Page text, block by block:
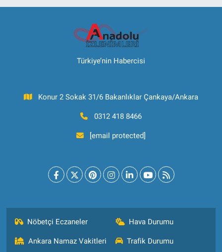
Türkiye’nin Habercisi
Konur 2 Sokak 31/6 Bakanlıklar Çankaya/Ankara
0312 418 8466
[email protected]
Nöbetçi Eczaneler Hava Durumu
Ankara Namaz Vakitleri Trafik Durumu